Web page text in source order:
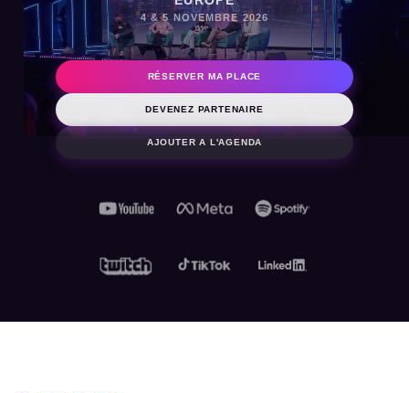
2026
4 & 5 NOVEMBRE 2026
RÉSERVER MA PLACE
DEVENEZ PARTENAIRE
AJOUTER A L'AGENDA